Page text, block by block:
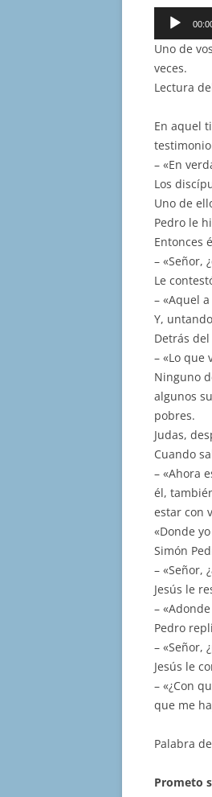
audio
Uno de
veces.
Lectura
En aquel
– «En
Los
Uno de
Pedro le
Entonces
– «Señor,
Le
– «Aquel
Y,
Detrás
– «Lo que
Ninguno
algunos
pobres.
Judas,
Cuando
– «Ahora
él,
estar con
«Donde
Simón
– «Señor,
Jesús le
–
Pedro
– «Señor,
Jesús le
– «¿Con
que me
Palabra
Prometo